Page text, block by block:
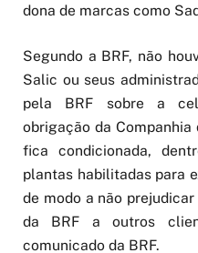
dona de marcas como
Segundo a BRF, não
Salic ou seus
pela BRF sobre a
obrigação da Companhia
fica condicionada,
plantas habilitadas para
de modo a não
da BRF a outros
comunicado da BRF.